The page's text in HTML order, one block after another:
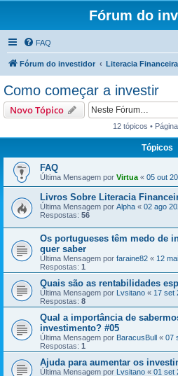
Fórum do
FAQ
Fórum do investidor Literacia Financeira
Como começar a investir
Novo Tópico
12 tópicos • Página
Tópicos
FAQ
Última Mensagem por Virtua « 05 out
Livros Sobre Literacia
Última Mensagem por Alpha « 02 ago
Respostas: 56
Os portugueses têm medo de
quer saber
Última Mensagem por faraine82 « 12
Respostas: 1
Quais são as rentabilidades
Última Mensagem por Lvsitano « 17 set
Respostas: 8
Qual a importância de
investimento? #05
Última Mensagem por BaracusBull « 07
Respostas: 1
Ajuda para aumentar os
Última Mensagem por Lvsitano « 01 set